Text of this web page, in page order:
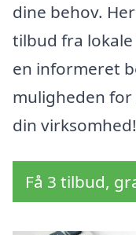
dine behov.
tilbud fra
en informeret
muligheden
din virksomhed!
Få 3 tilbud,